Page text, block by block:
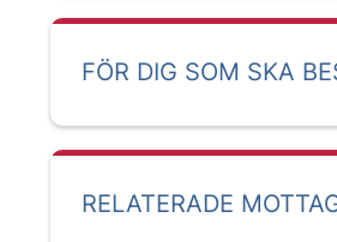
FÖR DIG SOM SKA
RELATERADE